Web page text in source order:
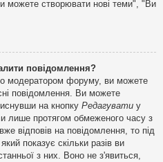
створювати нові теми", "Ви
повідомлення?
модератором форуму, ви можете
повідомлення. Ви можете
на кнопку Редагувати у
лише протягом обмеженого часу з
відповів на повідомлення, то під
показує скільки разів ви
з них. Воно не з'явиться,